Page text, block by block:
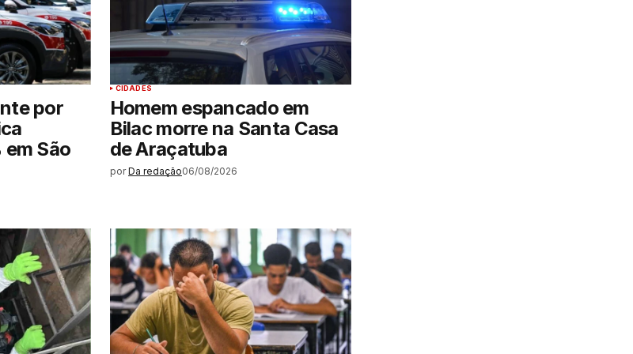
por
São
CIDADES
Homem espancado em
Bilac morre na Santa Casa
de Araçatuba
por Da redação06/08/2026